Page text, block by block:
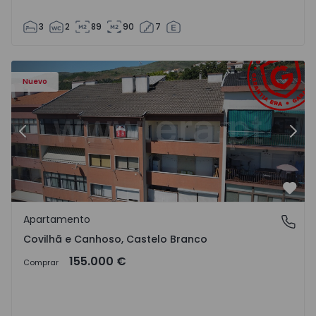
3 2 89 90 7
Nuevo
- 18
Apartamento T2 Covilhã, Covilhã e Canhoso - 1497806 -
Anterior
Covilhã e Canhoso, Castelo Branco
Apartamento
Covilhã e Canhoso, Castelo Branco
Comprar 155.000 €